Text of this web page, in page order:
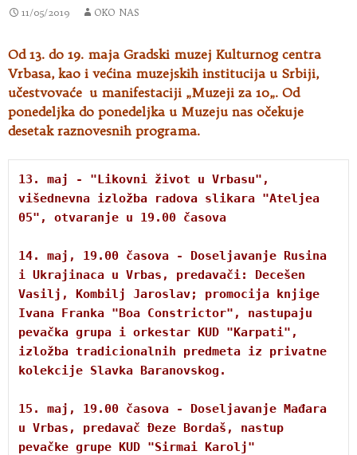
11/05/2019 OKO NAS
Od 13. do 19. maja Gradski muzej Kulturnog centra
Vrbasa, kao i većina muzejskih institucija u Srbiji,
učestvovaće u manifestaciji „Muzeji za 10„. Od
ponedeljka do ponedeljka u Muzeju nas očekuje
desetak raznovesnih programa.
13. maj - "Likovni život u Vrbasu",
višednevna izložba radova slikara "Ateljea
05", otvaranje u 19.00 časova
14. maj, 19.00 časova - Doseljavanje Rusina
i Ukrajinaca u Vrbas, predavači: Decešen
Vasilj, Кombilj Jaroslav; promocija knjige
Ivana Franka "Boa Constrictor", nastupaju
pevačka grupa i orkestar КUD "Кarpati",
izložba tradicionalnih predmeta iz privatne
kolekcije Slavka Baranovskog.
15. maj, 19.00 časova - Doseljavanje Mađara
u Vrbas, predavač Đeze Bordaš, nastup
pevačke grupe КUD "Sirmai Кarolj"